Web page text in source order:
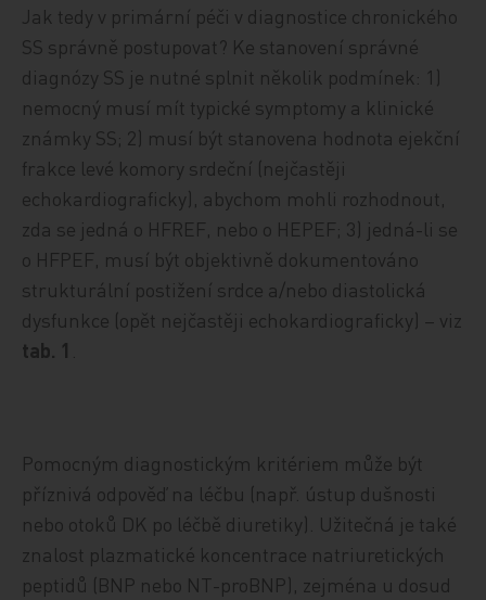
Jak tedy v primární péči v diagnostice chronického
SS správně postupovat? Ke stanovení správné
diagnózy SS je nutné splnit několik podmínek: 1)
nemocný musí mít typické symptomy a klinické
známky SS; 2) musí být stanovena hodnota ejekční
frakce levé komory srdeční (nejčastěji
echokardiograficky), abychom mohli rozhodnout,
zda se jedná o HFREF, nebo o HEPEF; 3) jedná-li se
o HFPEF, musí být objektivně dokumentováno
strukturální postižení srdce a/nebo diastolická
dysfunkce (opět nejčastěji echokardiograficky) – viz
tab. 1
Pomocným diagnostickým kritériem může být
příznivá odpověď na léčbu (např. ústup dušnosti
nebo otoků DK po léčbě diuretiky). Užitečná je také
znalost plazmatické koncentrace natriuretických
peptidů (BNP nebo NT-proBNP), zejména u dosud